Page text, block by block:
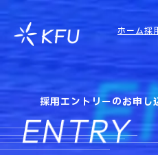
ホーム採
採用エントリーのお申し
ENTRY